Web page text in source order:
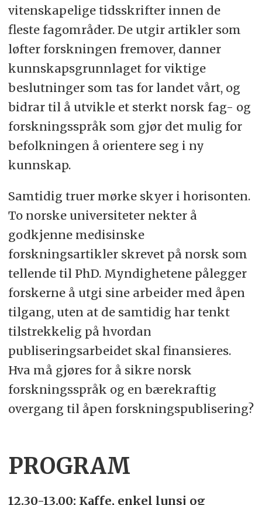
vitenskapelige tidsskrifter innen de
fleste fagområder. De utgir artikler som
løfter forskningen fremover, danner
kunnskapsgrunnlaget for viktige
beslutninger som tas for landet vårt, og
bidrar til å utvikle et sterkt norsk fag- og
forskningsspråk som gjør det mulig for
befolkningen å orientere seg i ny
kunnskap.
Samtidig truer mørke skyer i horisonten.
To norske universiteter nekter å
godkjenne medisinske
forskningsartikler skrevet på norsk som
tellende til PhD. Myndighetene pålegger
forskerne å utgi sine arbeider med åpen
tilgang, uten at de samtidig har tenkt
tilstrekkelig på hvordan
publiseringsarbeidet skal finansieres.
Hva må gjøres for å sikre norsk
forskningsspråk og en bærekraftig
overgang til åpen forskningspublisering?
PROGRAM
12.30-13.00: Kaffe, enkel lunsj og